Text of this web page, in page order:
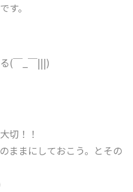
す。
(￣_￣|||)
切！！
ままにしておこう。とその